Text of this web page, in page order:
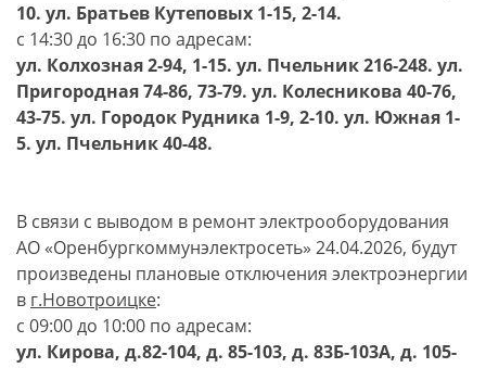
10. ул. Братьев Кутеповых 1-15, 2-14.
с 14:30 до 16:30 по адресам:
ул. Колхозная 2-94, 1-15. ул. Пчельник 216-248. ул.
Пригородная 74-86, 73-79. ул. Колесникова 40-76,
43-75. ул. Городок Рудника 1-9, 2-10. ул. Южная 1-
5. ул. Пчельник 40-48.
В связи с выводом в ремонт электрооборудования
АО «Оренбургкоммунэлектросеть» 24.04.2026, будут
произведены плановые отключения электроэнергии
в г.Новотроицке:
с 09:00 до 10:00 по адресам:
ул. Кирова, д.82-104, д. 85-103, д. 83Б-103А, д. 105-